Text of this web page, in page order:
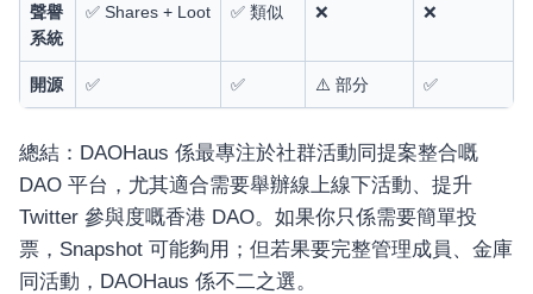
หูฟัง
ลำโพง
โทรทัศน์
聲譽
系統
✅ Shares + Loot ✅ 類似 ❌ ❌
開源 ✅ ✅ ⚠️ 部分 ✅
總結：DAOHaus 係最專注於社群活動同提案整合嘅
DAO 平台，尤其適合需要舉辦線上線下活動、提升
Twitter 參與度嘅香港 DAO。如果你只係需要簡單投
票，Snapshot 可能夠用；但若果要完整管理成員、金庫
同活動，DAOHaus 係不二之選。